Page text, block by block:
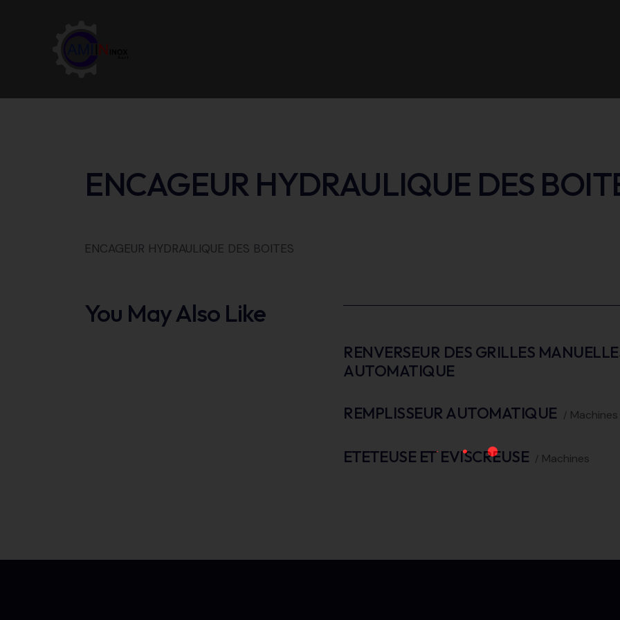
ENCAGEUR HYDRAULIQUE DES
ENCAGEUR HYDRAULIQUE DES BOITES
You May Also Like
RENVERSEUR DES GRILLES
AUTOMATIQUE
Machines
REMPLISSEUR AUTOMATIQUE
Machines
ETETEUSE ET EVISCREUSE